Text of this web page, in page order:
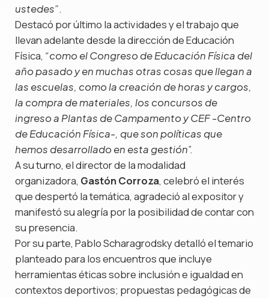
ustedes”.
Destacó por último la actividades y el trabajo que
llevan adelante desde la dirección de Educación
Física, “como el Congreso de Educación Física del
año pasado y en muchas otras cosas que llegan a
las escuelas, como la creación de horas y cargos,
la compra de materiales, los concursos de
ingreso a Plantas de Campamento y CEF -Centro
de Educación Física-, que son políticas que
hemos desarrollado en esta gestión”.
A su turno, el director de la modalidad
organizadora, Gastón Corroza, celebró el interés
que despertó la temática, agradeció al expositor y
manifestó su alegría por la posibilidad de contar con
su presencia.
Por su parte, Pablo Scharagrodsky detalló el temario
planteado para los encuentros que incluye
herramientas éticas sobre inclusión e igualdad en
contextos deportivos; propuestas pedagógicas de